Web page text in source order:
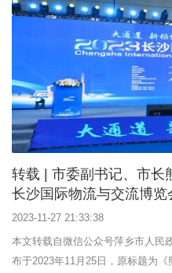
转载 | 市委副书记、市长
长沙国际物流与交流博览
2023-11-27 21:33:38
本文转载自微信公众号萍乡市人民
布于2023年11月25日，原标题为